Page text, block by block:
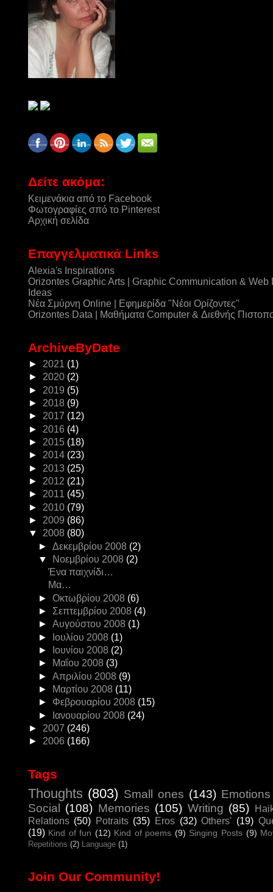
Δείτε ακόμα:
Κειμενάκια από το Facebook
Φωτογραφίες σπό το Pinterest
Αρχική σελίδα
Επαγγελματικά Links
Alexia's Inspirations
Orizontes Graphic Arts | Graphic Communication & Web
Ideas
Νέα Σμύρνη Online | Εφημερίδα "Νέοι Ορίζοντες"
Orizontes Data | Μαθήματα Computer & Διεθνής
ArchiveByDate
► 2021 (1)
► 2020 (2)
► 2019 (5)
► 2018 (9)
► 2017 (12)
► 2016 (4)
► 2015 (18)
► 2014 (23)
► 2013 (25)
► 2012 (21)
► 2011 (45)
► 2010 (79)
► 2009 (86)
▼ 2008 (80)
► Δεκεμβρίου 2008 (2)
▼
Νοεμβρίου 2008 (2)
Ένα παιχνίδι…
Μα…
► Οκτωβρίου 2008 (6)
► Σεπτεμβρίου 2008 (4)
► Αυγούστου 2008 (1)
►
Ιουλίου 2008 (1)
►
Ιουνίου 2008 (2)
►
Μαΐου 2008 (3)
► Απριλίου 2008 (9)
►
Μαρτίου 2008 (11)
► Φεβρουαρίου 2008 (15)
►
Ιανουαρίου 2008 (24)
► 2007 (246)
► 2006 (166)
Tags
Thoughts (803) Small ones (143) Emotions
Social (108) Memories (105) Writing (85)
Relations (50) Potraits (35) Eros (32) Others' (19)
(19) Kind of fun (12) Kind of poems (9) Singing Posts (9)
Repetitions (2) Language (1)
Join Our Community!